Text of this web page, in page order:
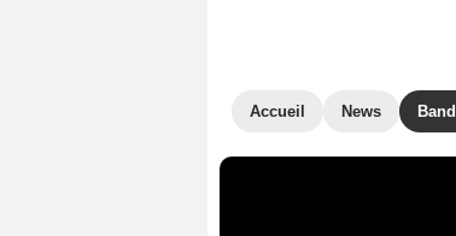
Accueil News